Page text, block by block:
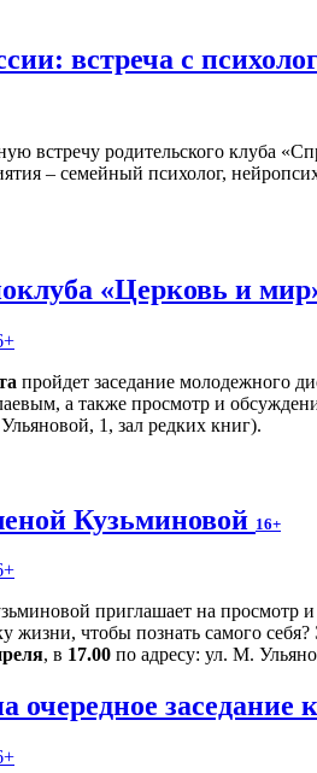
встреча с
встречу родительского клуба
– семейный психолог,
«Церковь и
пройдет заседание молодежного
а также просмотр и
1, зал редких книг).
Кузьминовой 16+
приглашает на просмотр
жизни, чтобы познать самого
, в 17.00 по адресу: ул. М.
очередное заседание